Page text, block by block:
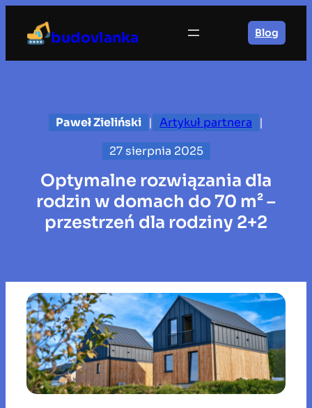
treści
budovlanka Blog
Paweł Zieliński | Artykuł partnera
|
27 sierpnia 2025
Optymalne rozwiązania dla
rodzin w domach do 70 m² –
przestrzeń dla rodziny 2+2